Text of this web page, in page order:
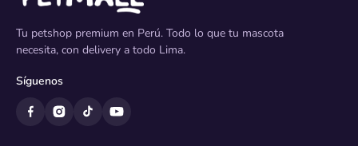
Tu petshop premium en Perú. Todo lo que tu mascota
necesita, con delivery a todo Lima.
Síguenos